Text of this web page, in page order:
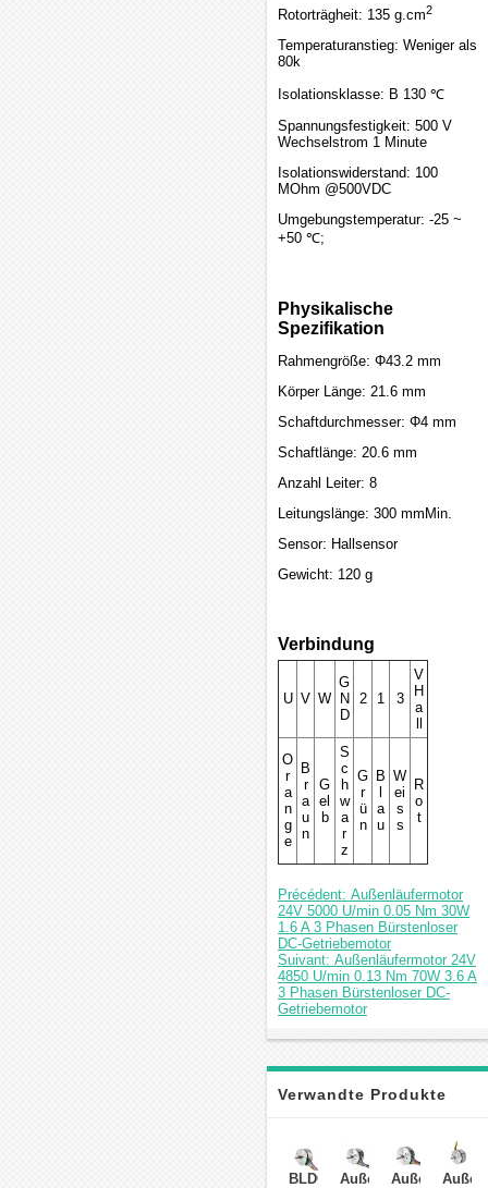
Rotorträgheit: 135 g.cm2
Temperaturanstieg: Weniger als
80k
Isolationsklasse: B 130 ℃
Spannungsfestigkeit: 500 V
Wechselstrom 1 Minute
Isolationswiderstand: 100
MOhm @500VDC
Umgebungstemperatur: -25 ~
+50 ℃;
Physikalische
Spezifikation
Rahmengröße: Φ43.2 mm
Körper Länge: 21.6 mm
Schaftdurchmesser: Φ4 mm
Schaftlänge: 20.6 mm
Anzahl Leiter: 8
Leitungslänge: 300 mmMin.
Sensor: Hallsensor
Gewicht: 120 g
Verbindung
U V W
G
N
D
2 1 3
V
H
a
O
r
a
n
g
e
B
r
a
u
n
G
el
b
S
c
h
w
a
r
z
G
r
ü
n
B
a
u
W
ei
s
s
R
o
t
Précédent: Außenläufermotor
24V 5000 U/min 0.05 Nm 30W
1.6 A 3 Phasen Bürstenloser
DC-Getriebemotor
Suivant: Außenläufermotor 24V
4850 U/min 0.13 Nm 70W 3.6 A
3 Phasen Bürstenloser DC-
Getriebemotor
Verwandte Produkte
BLDC
Außenläufermotor